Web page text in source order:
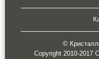
©
Copyright 2010-2017